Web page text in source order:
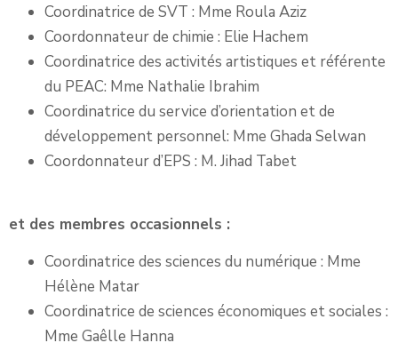
Coordinatrice de SVT : Mme Roula Aziz
Coordonnateur de chimie : Elie Hachem
Coordinatrice des activités artistiques et référente
du PEAC: Mme Nathalie Ibrahim
Coordinatrice du service d’orientation et de
développement personnel: Mme Ghada Selwan
Coordonnateur d’EPS : M. Jihad Tabet
et des membres occasionnels :
Coordinatrice des sciences du numérique : Mme
Hélène Matar
Coordinatrice de sciences économiques et sociales :
Mme Gaêlle Hanna